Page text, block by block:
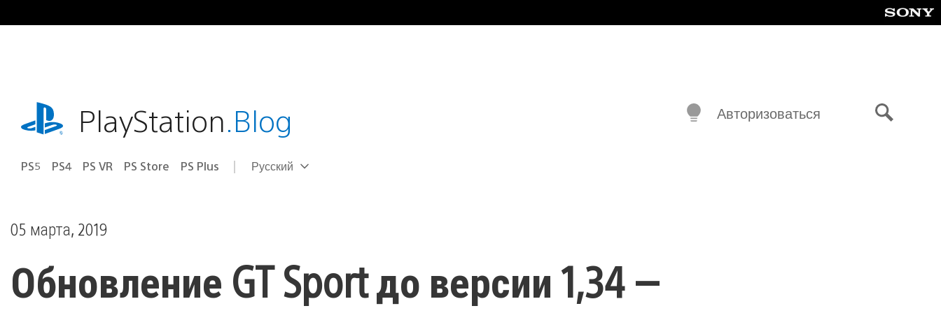
к
playstation.comPlayStation.Blog
PS5 PS4 PS VR PS Store PS Plus Выбор
Выбранный
Русский
Авторизоваться
05 марта, 2019
Обновление GT Sport до версии 1,34 —